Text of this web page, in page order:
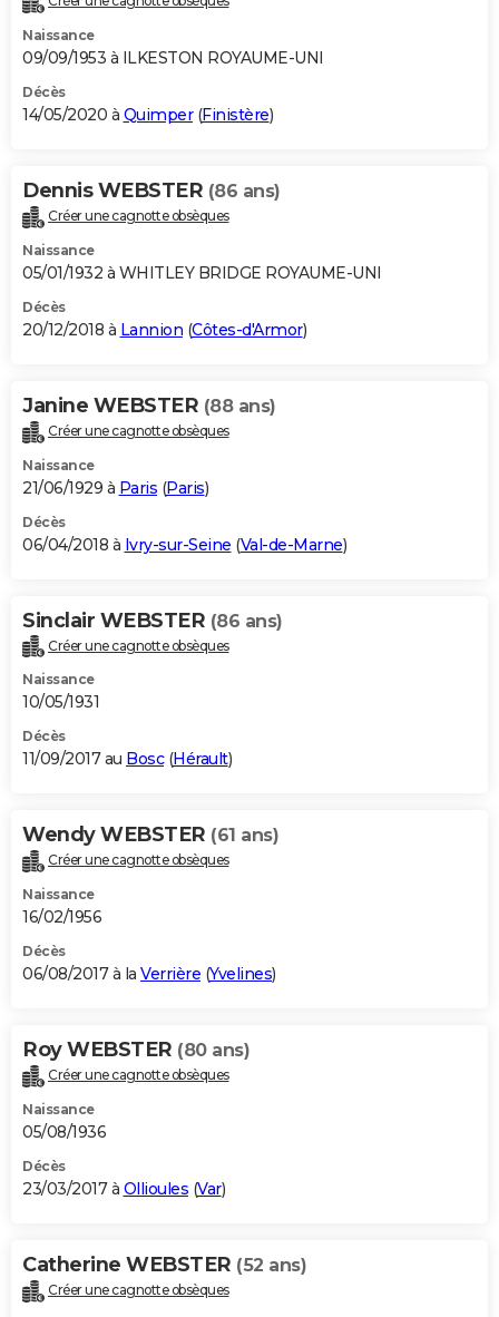
Naissance
09/09/1953 à ILKESTON ROYAUME-UNI
Décès
14/05/2020 à Quimper(Finistère)
Dennis WEBSTER (86 ans)
Créer une cagnotte obsèques
Naissance
05/01/1932 à WHITLEY BRIDGE ROYAUME-UNI
Décès
20/12/2018 à Lannion (Côtes-d'Armor)
Janine WEBSTER (88 ans)
Créer une cagnotte obsèques
Naissance
21/06/1929 à Paris (Paris)
Décès
06/04/2018 à Ivry-sur-Seine (Val-de-Marne)
Sinclair WEBSTER (86 ans)
Créer une cagnotte obsèques
Naissance
10/05/1931
Décès
11/09/2017 au Bosc(Hérault)
Wendy WEBSTER (61 ans)
Créer une cagnotte obsèques
Naissance
16/02/1956
Décès
06/08/2017 à la Verrière (Yvelines)
Roy WEBSTER (80 ans)
Créer une cagnotte obsèques
Naissance
05/08/1936
Décès
23/03/2017 à Ollioules (Var)
Catherine WEBSTER (52 ans)
Créer une cagnotte obsèques